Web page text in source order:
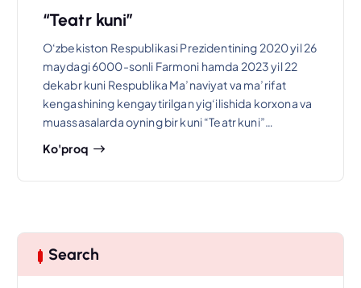
“Teatr kuni”
O‘zbekiston Respublikasi Prezidentining 2020 yil 26
maydagi 6000-sonli Farmoni hamda 2023 yil 22
dekabr kuni Respublika Ma’naviyat va ma’rifat
kengashining kengaytirilgan yig‘ilishida korxona va
muassasalarda oyning bir kuni “Teatr kuni”…
Ko'proq
Search